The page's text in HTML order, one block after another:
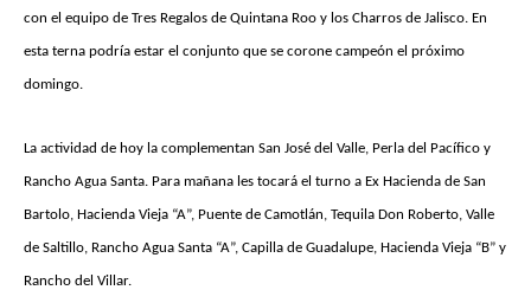
con el equipo de Tres Regalos de Quintana Roo y los Charros de Jalisco. En
esta terna podría estar el conjunto que se corone campeón el próximo
domingo.
La actividad de hoy la complementan San José del Valle, Perla del Pacífico y
Rancho Agua Santa. Para mañana les tocará el turno a Ex Hacienda de San
Bartolo, Hacienda Vieja “A”, Puente de Camotlán, Tequila Don Roberto, Valle
de Saltillo, Rancho Agua Santa “A”, Capilla de Guadalupe, Hacienda Vieja “B” y
Rancho del Villar.